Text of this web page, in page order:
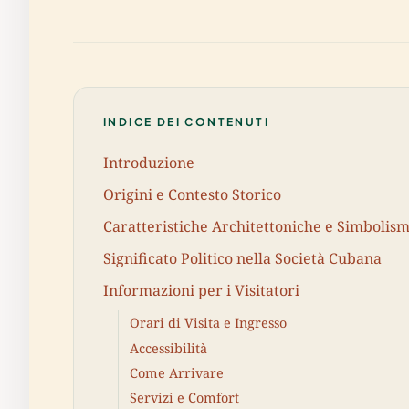
INDICE DEI CONTENUTI
Introduzione
Origini e Contesto Storico
Caratteristiche Architettoniche e
Significato Politico nella Società Cubana
Informazioni per i Visitatori
Orari di Visita e Ingresso
Accessibilità
Come Arrivare
Servizi e Comfort